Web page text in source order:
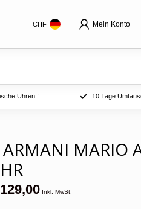
CHF Mein Konto
Uhren ! 10 Tage
MARIO
Inkl. MwSt.